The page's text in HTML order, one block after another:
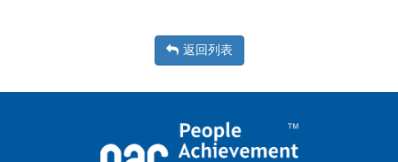
返回列表